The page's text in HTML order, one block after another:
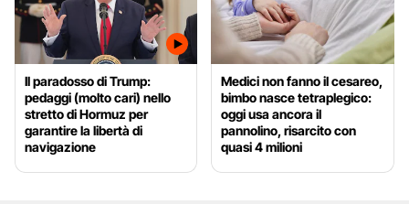
Il paradosso di Trump:
pedaggi (molto cari) nello
stretto di Hormuz per
garantire la libertà di
navigazione
Medici non fanno il cesareo,
bimbo nasce tetraplegico:
oggi usa ancora il
pannolino, risarcito con
quasi 4 milioni